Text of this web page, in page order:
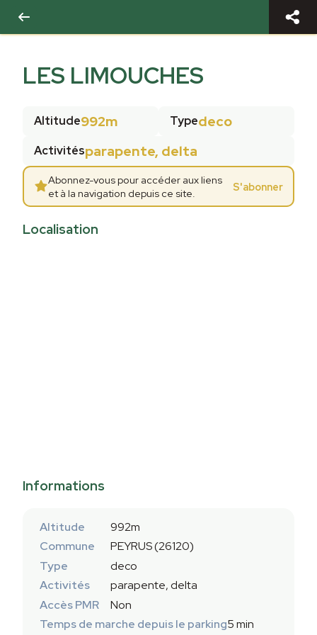
LES LIMOUCHES
Altitude992m Typedeco
Activitésparapente, delta
Abonnez-vous pour accéder aux liens
et à la navigation depuis ce site.
S'abonner
Localisation
Informations
Altitude
992m
Commune
PEYRUS (26120)
Type
deco
Activités
parapente, delta
Accès PMR
Non
Temps de marche depuis le parking5 min